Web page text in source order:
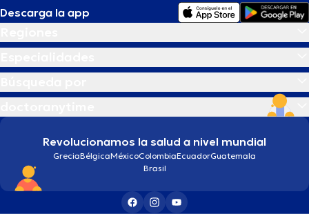
Descarga la app
Revolucionamos la salud a nivel mundial
GreciaBélgicaMéxicoColombiaEcuadorGuatemala
Brasil